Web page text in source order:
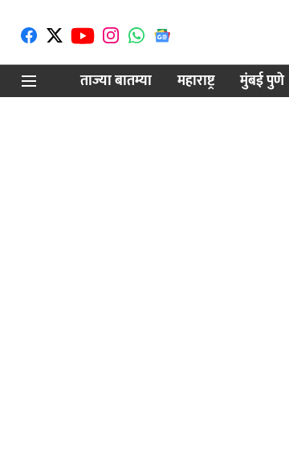
ताज्या बातम्या
महाराष्ट्र मुंबई पुणे